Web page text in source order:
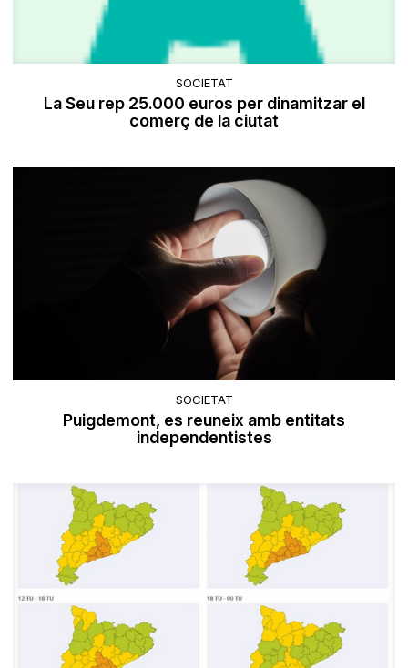
SOCIETAT
La Seu rep 25.000 euros per dinamitzar el
comerç de la ciutat
SOCIETAT
Puigdemont, es reuneix amb entitats
independentistes